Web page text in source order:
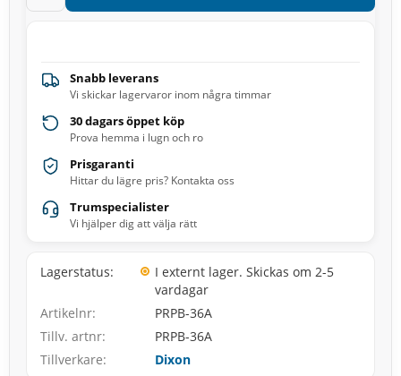
Snabb leverans
Vi skickar lagervaror inom några timmar
30 dagars öppet köp
Prova hemma i lugn och ro
Prisgaranti
Hittar du lägre pris? Kontakta oss
Trumspecialister
Vi hjälper dig att välja rätt
Lagerstatus
I externt lager. Skickas om 2-5
vardagar
Artikelnr
PRPB-36A
Tillv. artnr
PRPB-36A
Tillverkare
Dixon